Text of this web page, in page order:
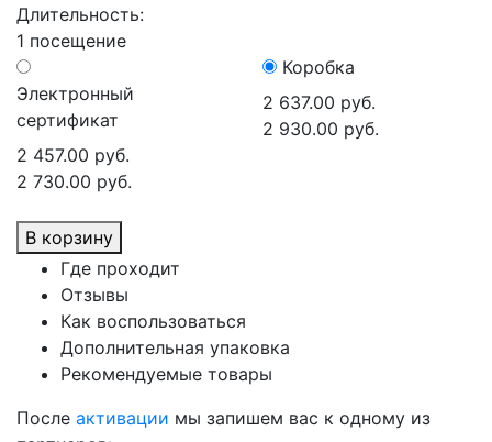
Длительность:
1 посещение
Электронный
сертификат
2 457.00 руб.
2 730.00 руб.
Коробка
2 637.00 руб.
2 930.00 руб.
В корзину
Где проходит
Отзывы
Как воспользоваться
Дополнительная упаковка
Рекомендуемые товары
После активации мы запишем вас к одному из